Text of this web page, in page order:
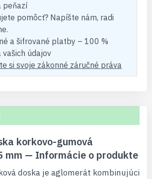
peňazí
pomôcť? Napíšte nám, radi
a šifrované platby – 100 %
vašich údajov
si svoje zákonné záručné práva
korkovo-gumová
mm — Informácie o produkte
doska je aglomerát kombinujúci